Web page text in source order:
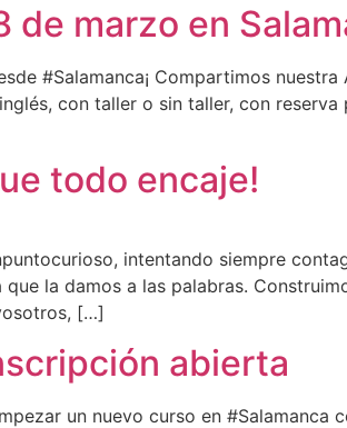
de marzo en
#Salamanca¡ Compartimos
con taller o sin taller, con
todo encaje!
intentando siempre
la damos a las palabras.
[…]
abierta
un nuevo curso en